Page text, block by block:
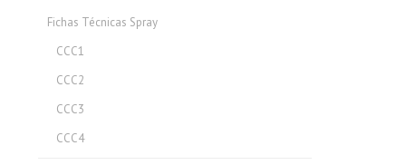
Fichas Técnicas Spray
CCC1
CCC2
CCC3
CCC4